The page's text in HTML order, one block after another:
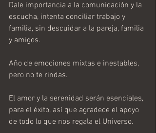
Dale importancia a la comunicación y la
escucha, intenta conciliar trabajo y
familia, sin descuidar a la pareja, familia
y amigos.
Año de emociones mixtas e inestables,
pero no te rindas.
El amor y la serenidad serán esenciales,
para el éxito, así que agradece el apoyo
de todo lo que nos regala el Universo.